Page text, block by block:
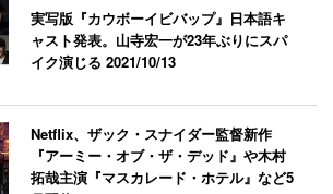
実写版『カウボーイビバップ』日本語キ
ャスト発表。山寺宏一が23年ぶりにスパ
イク演じる2021/10/13
Netflix、ザック・スナイダー監督新作
『アーミー・オブ・ザ・デッド』や木村
拓哉主演『マスカレード・ホテル』など5